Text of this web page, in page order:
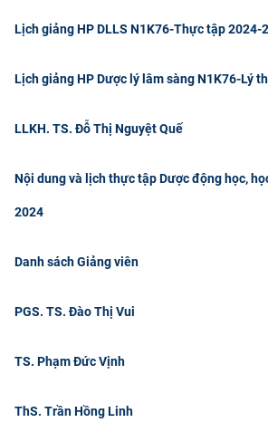
Lịch giảng HP DLLS N1K76-Thực tập 2024-
Lịch giảng HP Dược lý lâm sàng N1K76-Lý
LLKH. TS. Đỗ Thị Nguyệt Quế
Nội dung và lịch thực tập Dược động học,
2024
Danh sách Giảng viên
PGS. TS. Đào Thị Vui
TS. Phạm Đức Vịnh
ThS. Trần Hồng Linh